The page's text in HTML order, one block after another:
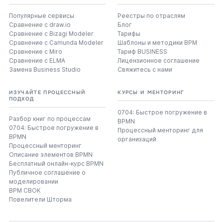
Популярные сервисы
Сравнение с draw.io
Сравнение с Bizagi Modeler
Сравнение с Camunda Modeler
Сравнение с Miro
Сравнение с ELMA
Замена Business Studio
Реестры по отраслям
Блог
Тарифы
Шаблоны и методики BPM
Тариф BUSINESS
Лицензионное соглашение
Свяжитесь с нами
ИЗУЧАЙТЕ ПРОЦЕССНЫЙ
ПОДХОД
Разбор книг по процессам
0704: Быстрое погружение в
BPMN
Процессный менторинг
Описание элементов BPMN
Бесплатный онлайн-курс BPMN
Публичное соглашение о
моделировании
BPM CBOK
Повелители Шторма
КУРСЫ И МЕНТОРИНГ
0704: Быстрое погружение в
BPMN
Процессный менторинг для
организаций